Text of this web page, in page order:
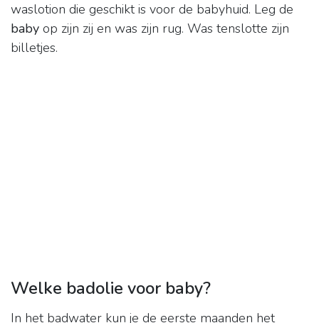
waslotion die geschikt is voor de babyhuid. Leg de
baby op zijn zij en was zijn rug. Was tenslotte zijn
billetjes.
Welke badolie voor baby?
In het badwater kun je de eerste maanden het